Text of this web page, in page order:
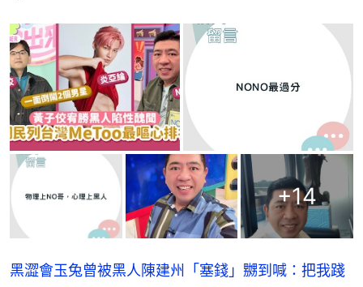
+14
黑澀會玉兔曾被黑人陳建州「塞錢」嬲到喊：把我踐